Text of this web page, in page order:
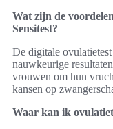
Wat zijn de
Sensitest?
De digitale
nauwkeurige
vrouwen om hun
kansen op
Waar kan ik